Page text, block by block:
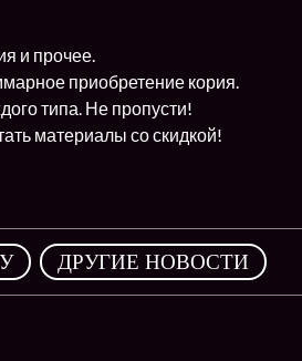
HIT
и прочее.
приобретение кория.
типа. Не пропусти!
материалы со скидкой!
, ДРУГИЕ НОВОСТИ